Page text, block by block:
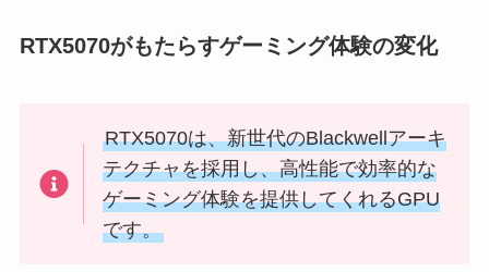
RTX5070がもたらすゲーミング体験の変化
RTX5070は、新世代のBlackwellアーキ
テクチャを採用し、高性能で効率的な
ゲーミング体験を提供してくれるGPU
です。